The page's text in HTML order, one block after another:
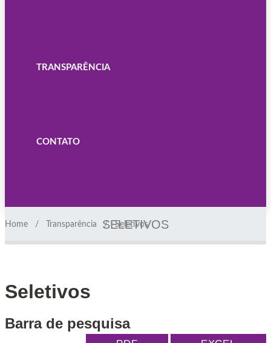
TRANSPARÊNCIA
CONTATO
SELETIVOS
Home Transparência Seletivos
Seletivos
Barra de pesquisa